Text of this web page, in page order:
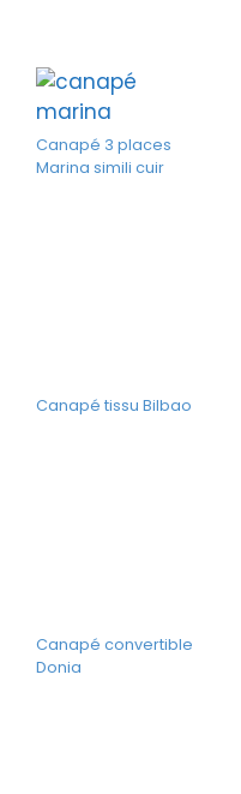
Canapé 3 places
Marina simili cuir
Canapé tissu Bilbao
Canapé convertible
Donia